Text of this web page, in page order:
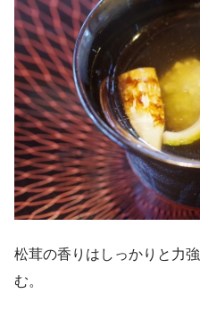
松茸の香りはしっかりと力
む。